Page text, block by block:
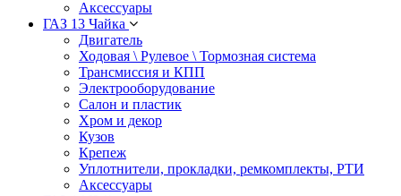
Аксессуары
ГАЗ 13 Чайка
Двигатель
Ходовая \ Рулевое \ Тормозная система
Трансмиссия и КПП
Электрооборудование
Салон и пластик
Хром и декор
Кузов
Крепеж
Уплотнители, прокладки, ремкомплекты, РТИ
Аксессуары